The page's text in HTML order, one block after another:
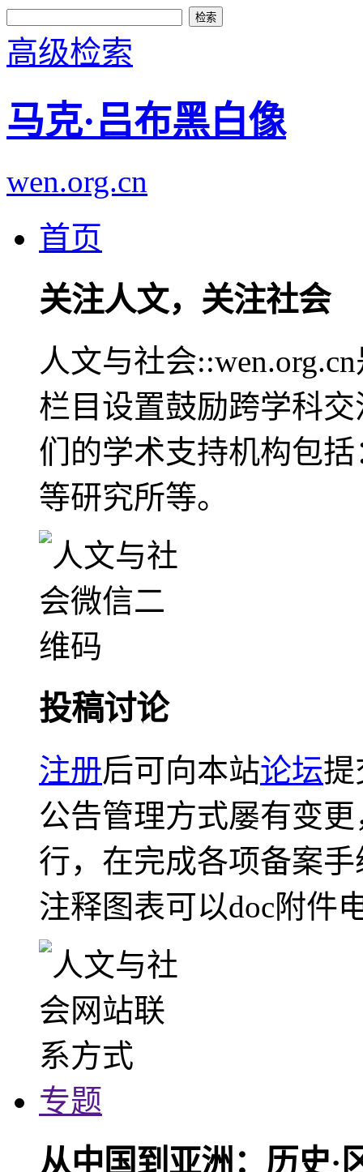
高级检索
马克·吕布黑白像
wen.org.cn
首页
关注人文，关注社会
人文与社会
栏目设置鼓励跨学科
们的学术支持机构包
等研究所等。
投稿讨论
注册后可向本站论坛提
公告管理方式屡有变
行，在完成各项备案
注释图表可以doc附件
专题
从中国到亚洲：历史·